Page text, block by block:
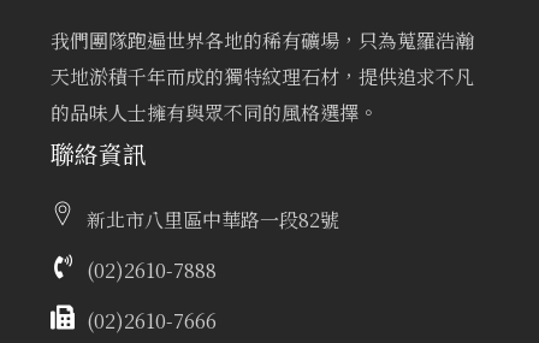
我們團隊跑遍世界各地的稀有礦場，只為蒐羅浩瀚
天地淤積千年而成的獨特紋理石材，提供追求不凡
的品味人士擁有與眾不同的風格選擇。
聯絡資訊
新北市八里區中華路一段82號
(02)2610-7888
(02)2610-7666